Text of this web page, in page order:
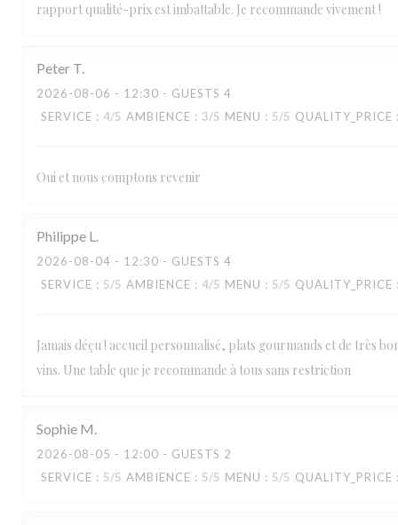
rapport qualité-prix est imbattable. Je recommande vivement !
Peter T
2026-08-06 - 12:30 - GUESTS 4
SERVICE : 4/5 AMBIENCE : 3/5 MENU : 5/5 QUALITY_PRICE
Oui et nous comptons revenir
Philippe L
2026-08-04 - 12:30 - GUESTS 4
SERVICE : 5/5 AMBIENCE : 4/5 MENU : 5/5 QUALITY_PRICE
Jamais déçu ! accueil personnalisé, plats gourmands et de très
vins. Une table que je recommande à tous sans restriction
Sophie M
2026-08-05 - 12:00 - GUESTS 2
SERVICE : 5/5 AMBIENCE : 5/5 MENU : 5/5 QUALITY_PRICE